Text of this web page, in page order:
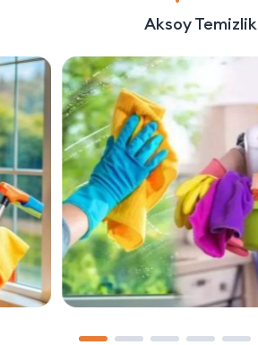
Aksoy Temizlik